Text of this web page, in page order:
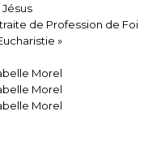
de Profession de Foi
»
Morel
Morel
Morel